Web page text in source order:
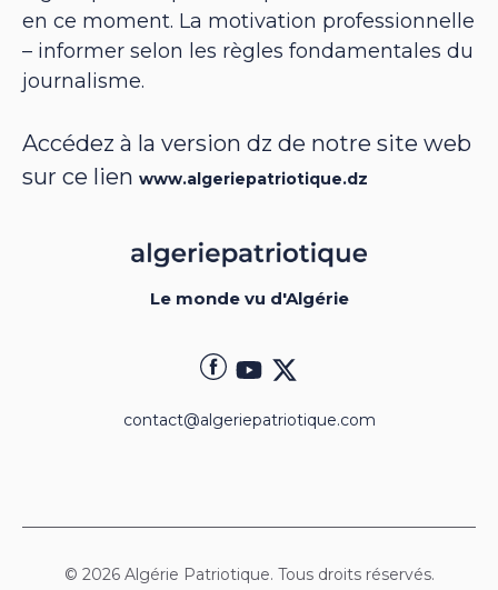
en ce moment. La motivation professionnelle
– informer selon les règles fondamentales du
journalisme.
Accédez à la version dz de notre site web
sur ce lien www.algeriepatriotique.dz
Le monde vu d'Algérie
contact@algeriepatriotique.com
© 2026 Algérie Patriotique. Tous droits réservés.